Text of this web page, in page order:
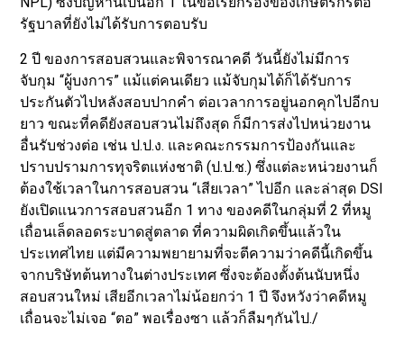
รัฐบาลที่ยังไม่ได้รับการตอบรับ
2 ปี ของการสอบสวนและพิจารณาคดี วันนี้ยังไม่มีการ
จับกุม “ผู้บงการ” แม้แต่คนเดียว แม้จับกุมได้ก็ได้รับการ
ประกันตัวไปหลังสอบปากคำ ต่อเวลาการอยู่นอกคุกไปอีกบ
ยาว ขณะที่คดียังสอบสวนไม่ถึงสุด ก็มีการส่งไปหน่วยงาน
อื่นรับช่วงต่อ เช่น ป.ป.ง. และคณะกรรมการป้องกันและ
ปราบปรามการทุจริตแห่งชาติ (ป.ป.ช.) ซึ่งแต่ละหน่วยงานก็
ต้องใช้เวลาในการสอบสวน “เสียเวลา” ไปอีก และล่าสุด DSI
ยังเปิดแนวการสอบสวนอีก 1 ทาง ของคดีในกลุ่มที่ 2 ที่หมู
เถื่อนเล็ดลอดระบาดสู่ตลาด ที่ความผิดเกิดขึ้นแล้วใน
ประเทศไทย แต่มีความพยายามที่จะตีความว่าคดีนี้เกิดขึ้น
จากบริษัทต้นทางในต่างประเทศ ซึ่งจะต้องตั้งต้นนับหนึ่ง
สอบสวนใหม่ เสียอีกเวลาไม่น้อยกว่า 1 ปี จึงหวังว่าคดีหมู
เถื่อนจะไม่เจอ “ตอ” พอเรื่องซา แล้วก็ลืมๆกันไป./